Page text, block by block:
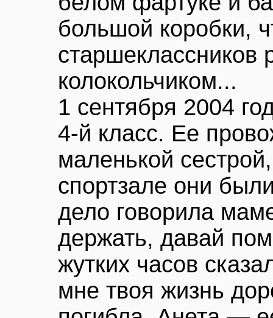
большой коробки,
старшеклассников
колокольчиком...
1 сентября 2004
4-й класс. Ее
маленькой
спортзале они
дело говорила
держать, давай
жутких часов
мне твоя жизнь